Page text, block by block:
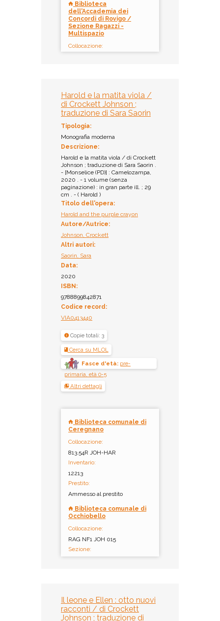
Biblioteca
dell'Accademia dei
Concordi di Rovigo /
Sezione Ragazzi -
Multispazio
Collocazione:
Ammesso al prestito
Harold e la matita viola /
di Crockett Johnson ;
traduzione di Sara Saorin
Tipologia:
Monografia moderna
Descrizione:
Harold e la matita viola / di Crockett
Johnson ; traduzione di Sara Saorin .
- [Monselice (PD)] : Camelozampa,
2020 . - 1 volume (senza
paginazione) : in gran parte ill. ; 29
cm . - ( Harold )
Titolo dell'opera:
Harold and the purple crayon
Autore/Autrice:
Johnson, Crockett
Altri autori:
Saorin, Sara
Data:
2020
ISBN:
9788899842871
Codice record:
VIA0413440
Copie totali: 3
Cerca su MLOL
Fasce d'età: pre-
primaria, età 0-5
Altri dettagli
Biblioteca comunale di
Ceregnano
Collocazione:
813.54R JOH-HAR
Inventario:
12213
Prestito:
Ammesso al prestito
Biblioteca comunale di
Occhiobello
Collocazione:
RAG NF1 JOH 015
Sezione:
2. rist. 2021
Prestito:
Il leone e Ellen : otto nuovi
racconti / di Crockett
Johnson ; traduzione di